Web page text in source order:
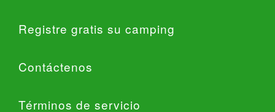
Registre gratis su camping
Contáctenos
Términos de servicio